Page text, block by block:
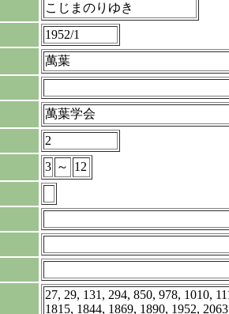
こじまのりゆき
1952/1
萬葉
萬葉学会
2
3 ～
12
27, 29, 131, 294, 850, 978, 1010,
1815, 1844, 1869, 1890, 1952,